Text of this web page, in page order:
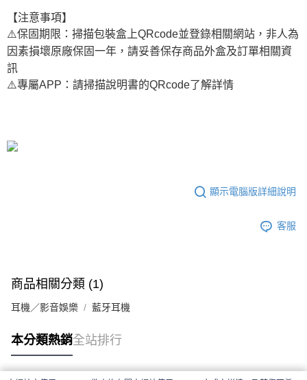
【注意事項】
⚠️保固期限：掃描包裝盒上QRcode並登錄相關網站，非人為
因素損壞原廠保固一年，請妥善保存商品外盒及訂單相關資
訊
⚠️專屬APP：請掃描說明書的QRcode了解詳情
顯示電腦版詳細說明
客服
商品相關分類 (1)
耳機／影音娛樂 藍牙耳機
本分類熱銷全站排行